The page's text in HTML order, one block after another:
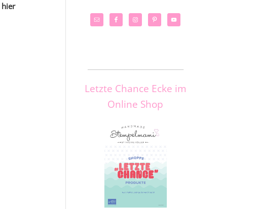
hier
Letzte Chance Ecke im
Online Shop